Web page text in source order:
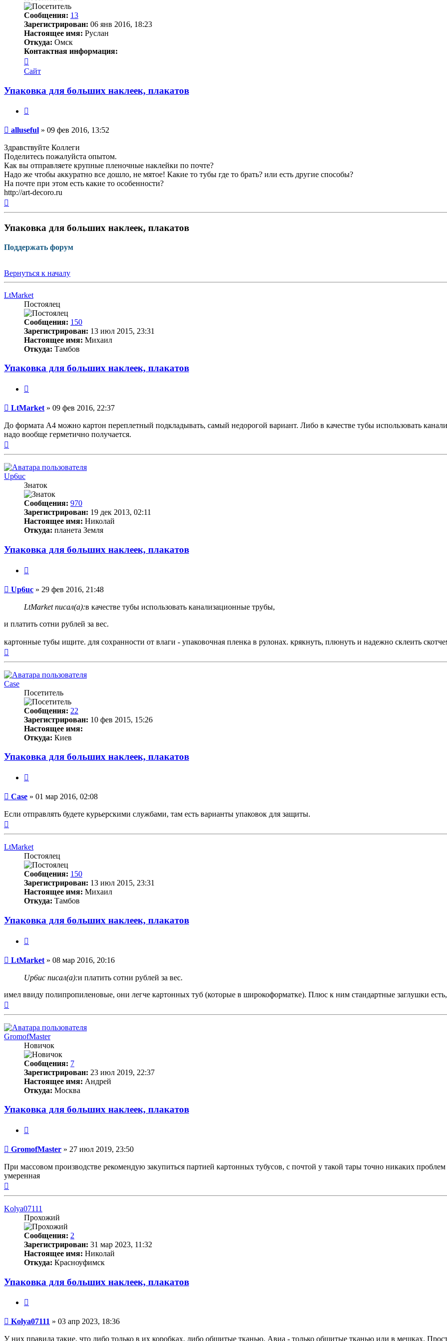
Сообщения: 13
Зарегистрирован: 06 янв 2016, 18:23
Настоящее имя: Руслан
Откуда: Омск
Контактная информация:
информация
пользователя
Сайт
Упаковка для больших наклеек, плакатов
Непрочитанное
alluseful » 09 фев 2016, 13:52
Здравствуйте Коллеги
Поделитесь пожалуйста опытом.
Как вы отправляете крупные пленочные наклейки по почте?
Надо же чтобы аккуратно все дошло, не мятое! Какие то тубы где то брать? или есть другие способы?
На почте при этом есть какие то особенности?
http://art-decoro.ru
Упаковка для больших наклеек, плакатов
Поддержать форум
Вернуться к началу
LtMarket
Постоялец
Сообщения: 150
Зарегистрирован: 13 июл 2015, 23:31
Настоящее имя: Михаил
Откуда: Тамбов
Упаковка для больших наклеек, плакатов
Непрочитанное
LtMarket » 09 фев 2016, 22:37
До формата А4 можно картон переплетный подкладывать, самый недорогой вариант. Либо в качестве тубы использовать
надо вообще герметично получается.
Up6uc
Знаток
Сообщения: 970
Зарегистрирован: 19 дек 2013, 02:11
Настоящее имя: Николай
Откуда: планета Земля
Упаковка для больших наклеек, плакатов
Непрочитанное
сообщение
Up6uc » 29 фев 2016, 21:48
LtMarket писал(а):в качестве тубы использовать канализационные трубы,
и платить сотни рублей за вес.
картонные тубы ищите. для сохранности от влаги - упаковочная пленка в рулонах. крякнуть, плюнуть и надежно склеить
Case
Посетитель
Сообщения: 22
Зарегистрирован: 10 фев 2015, 15:26
Настоящее имя:
Откуда: Киев
Упаковка для больших наклеек, плакатов
Непрочитанное
Case » 01 мар 2016, 02:08
Если отправлять будете курьерскими службами, там есть варианты упаковок для защиты.
LtMarket
Постоялец
Сообщения: 150
Зарегистрирован: 13 июл 2015, 23:31
Настоящее имя: Михаил
Откуда: Тамбов
Упаковка для больших наклеек, плакатов
Непрочитанное
LtMarket » 08 мар 2016, 20:16
Up6uc писал(а):и платить сотни рублей за вес.
имел ввиду полипропиленовые, они легче картонных туб (которые в широкоформатке). Плюс к ним стандартные заглушки
GromofMaster
Новичок
Сообщения: 7
Зарегистрирован: 23 июл 2019, 22:37
Настоящее имя: Андрей
Откуда: Москва
Упаковка для больших наклеек, плакатов
Непрочитанное
GromofMaster » 27 июл 2019, 23:50
При массовом производстве рекомендую закупиться партией картонных тубусов, с почтой у такой тары точно никаких
умеренная
Kolya07111
Прохожий
Сообщения: 2
Зарегистрирован: 31 мар 2023, 11:32
Настоящее имя: Николай
Откуда: Красноуфимск
Упаковка для больших наклеек, плакатов
Непрочитанное
сообщение
Kolya07111 » 03 апр 2023, 18:36
У них правила такие, что либо только в их коробках, либо обшитые тканью. Авиа - только обшитые тканью или в мешках.